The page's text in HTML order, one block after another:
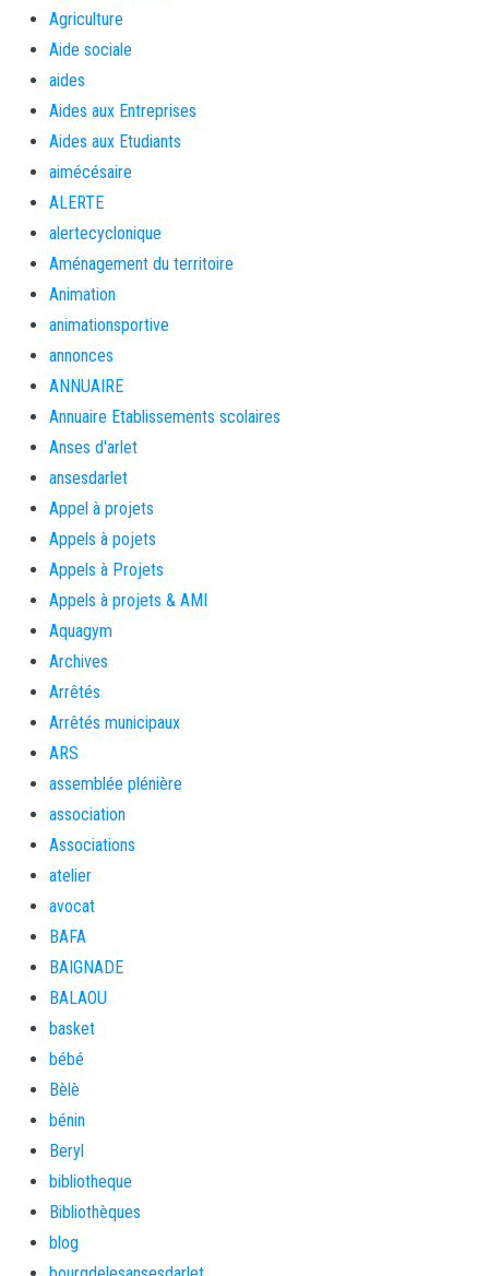
Agriculture
Aide sociale
aides
Aides aux Entreprises
Aides aux Etudiants
aimécésaire
ALERTE
alertecyclonique
Aménagement du territoire
Animation
animationsportive
annonces
ANNUAIRE
Annuaire Etablissements scolaires
Anses d'arlet
ansesdarlet
Appel à projets
Appels à pojets
Appels à Projets
Appels à projets & AMI
Aquagym
Archives
Arrêtés
Arrêtés municipaux
ARS
assemblée plénière
association
Associations
atelier
avocat
BAFA
BAIGNADE
BALAOU
basket
bébé
Bèlè
bénin
Beryl
bibliotheque
Bibliothèques
blog